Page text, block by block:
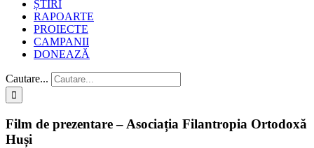
ȘTIRI
RAPOARTE
PROIECTE
CAMPANII
DONEAZĂ
Cautare...
Film de prezentare – Asociația Filantropia Ortodoxă
Huși